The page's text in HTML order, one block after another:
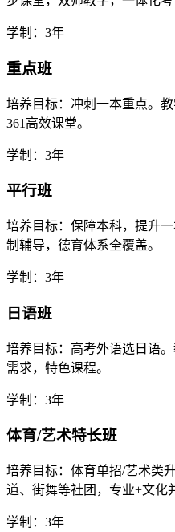
学制：3年
重点班
培养目标：冲刺一本重点。
361高效课堂。
学制：3年
平行班
培养目标：保障本科，提升
制辅导，德育体系全覆盖。
学制：3年
日语班
培养目标：高考外语选日语
需求，特色课程。
学制：3年
体育/艺术特长班
培养目标：体育单招/艺术类
道、街舞等社团，专业+文化
学制：3年